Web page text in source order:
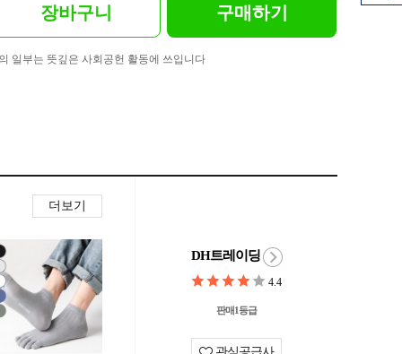
장바구니 구매하기
일부는 뜻깊은 사회공헌 활동에 쓰입니다
더보기
DH트레이딩
4.4
판매1등급